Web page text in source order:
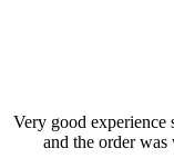
Very good experience
and the order